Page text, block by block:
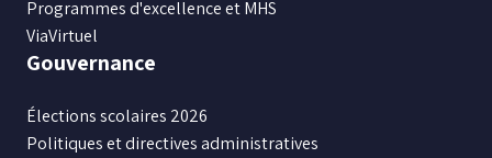
Programmes d'excellence et MHS
ViaVirtuel
Gouvernance
Élections scolaires 2026
Politiques et directives administratives